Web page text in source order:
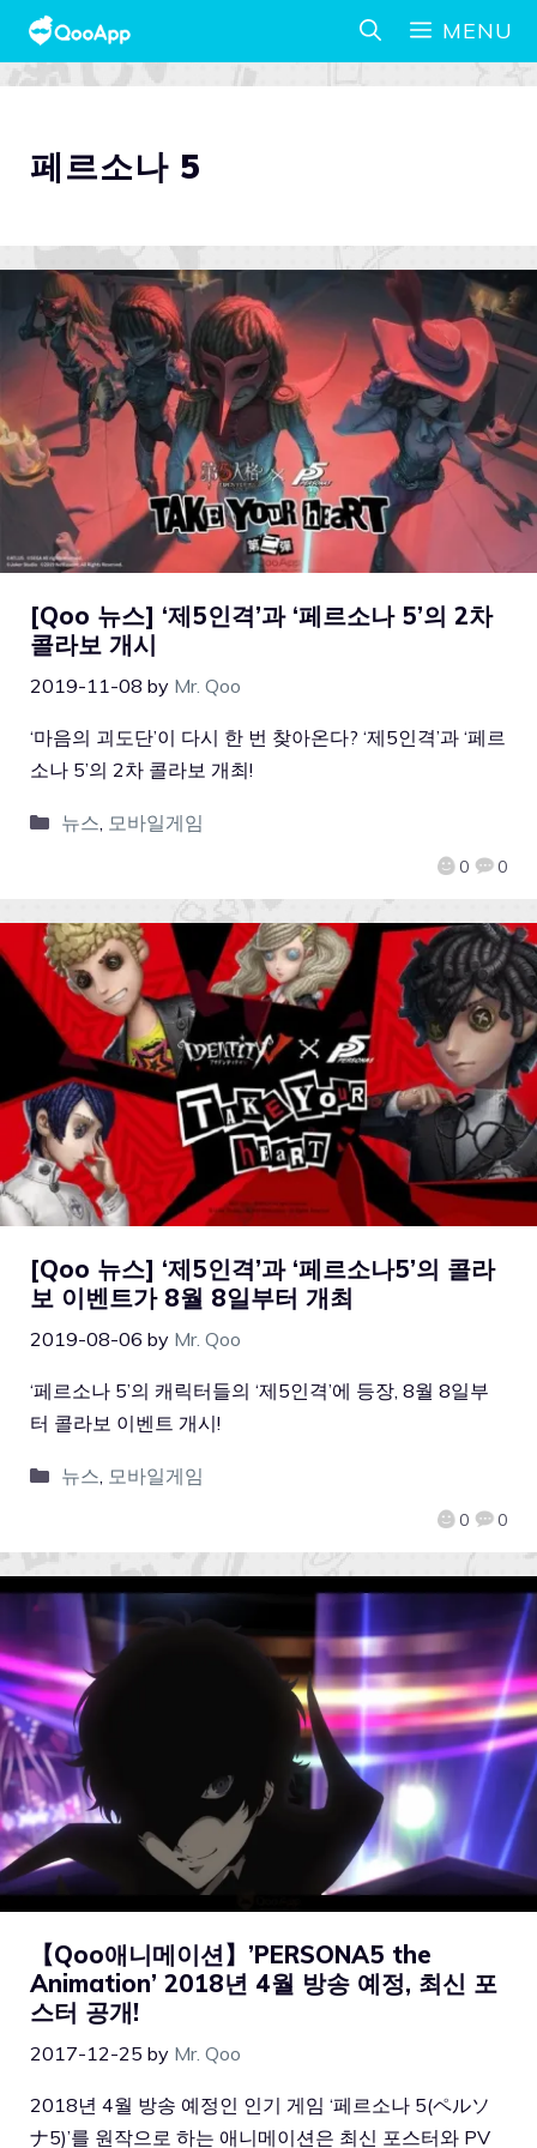
MENU
페르소나 5
[Qoo 뉴스] ‘제5인격’과 ‘페르소나 5’의 2차
콜라보 개시
2019-11-08 by Mr. Qoo
0 0
‘마음의 괴도단’이 다시 한 번 찾아온다? ‘제5인격’과 ‘페르
소나 5’의 2차 콜라보 개최!
뉴스, 모바일게임
[Qoo 뉴스] ‘제5인격’과 ‘페르소나5’의 콜라
보 이벤트가 8월 8일부터 개최
2019-08-06 by Mr. Qoo
0 0
‘페르소나 5’의 캐릭터들의 ‘제5인격’에 등장, 8월 8일부
터 콜라보 이벤트 개시!
뉴스, 모바일게임
【Qoo애니메이션】’PERSONA5 the
Animation’ 2018년 4월 방송 예정, 최신 포
스터 공개!
2017-12-25 by Mr. Qoo
2018년 4월 방송 예정인 인기 게임 ‘페르소나 5(ペルソ
ナ5)’를 원작으로 하는 애니메이션은 최신 포스터와 PV